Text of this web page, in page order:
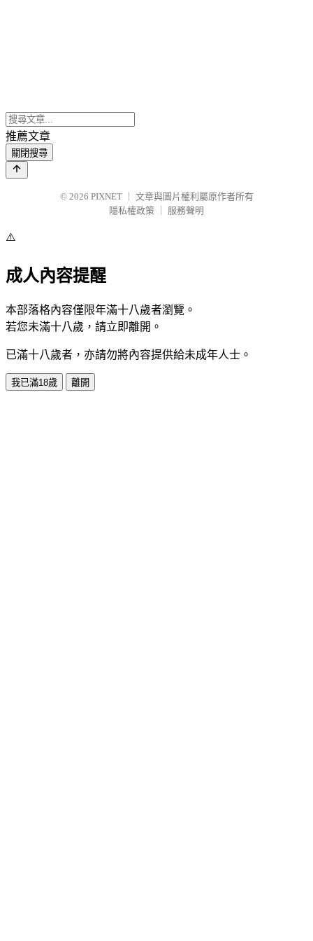
推薦文章
關閉搜尋
© 2026 PIXNET
文章與圖片權利屬原作者所有
隱私權政策
服務聲明
⚠️
成人內容提醒
本部落格內容僅限年滿十八歲者瀏覽。
若您未滿十八歲，請立即離開。
已滿十八歲者，亦請勿將內容提供給未成年人士。
我已滿18歲 離開